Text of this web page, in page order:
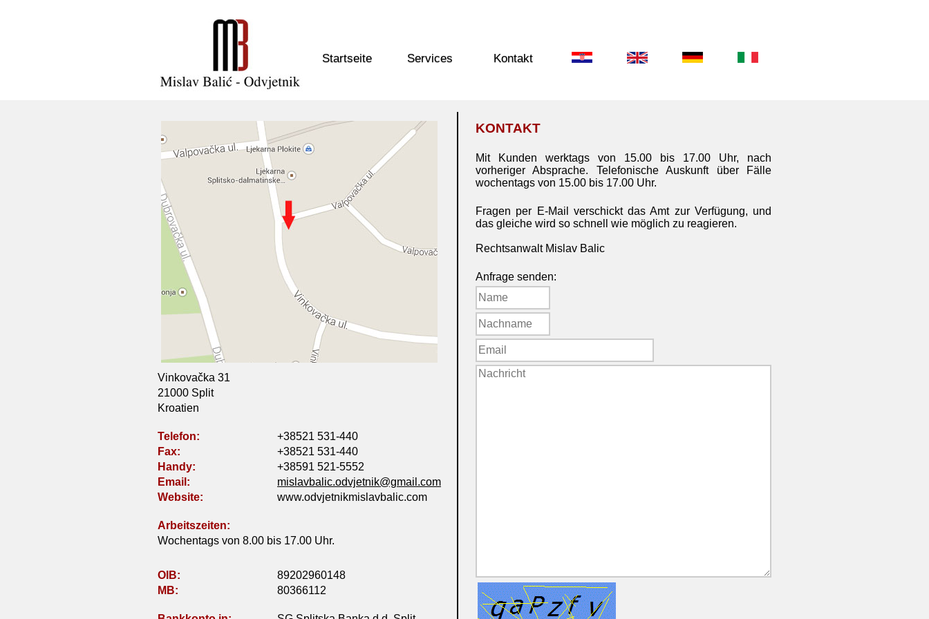
Startseite Services Kontakt
Vinkovačka 31
21000 Split
Kroatien
Telefon:
+38521 531-440
Fax:
+38521 531-440
Handy:
+38591 521-5552
Email:
mislavbalic.odvjetnik@gmail.com
Website:
www.odvjetnikmislavbalic.com
Arbeitszeiten:
Wochentags von 8.00 bis 17.00 Uhr.
OIB:
89202960148
MB:
80366112
KONTAKT
Mit Kunden werktags von 15.00 bis 17.00 Uhr, nach
vorheriger Absprache. Telefonische Auskunft über Fälle
wochentags von 15.00 bis 17.00 Uhr.
Fragen per E-Mail verschickt das Amt zur Verfügung, und
das gleiche wird so schnell wie möglich zu reagieren.
Rechtsanwalt Mislav Balic
Anfrage senden: